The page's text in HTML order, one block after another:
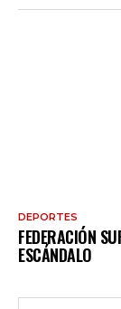
DEPORTES
FEDERACIÓN
ESCÁNDALO